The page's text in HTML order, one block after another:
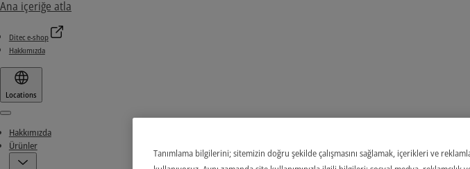
Ana içeriğe atla
Ditec e-shop
Hakkımızda
Locations
Menu
Hakkımızda
Ürünler
Tanımlama bilgilerini; sitemizin doğru şekilde çalışmasını sağlamak, içerikleri ve